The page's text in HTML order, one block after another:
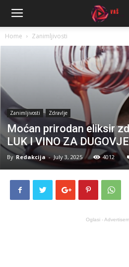
Home Zanimljivosti
Zanimljivosti Zdravlje
Moćan prirodan eliksir
LUK I VINO ZA
By Redakcija - July 3, 2025 4012
Oglasi -